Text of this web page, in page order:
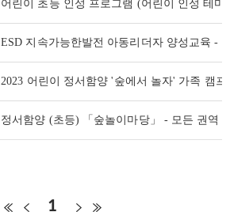
어린이 초등 인성 프로그램 (어린이 인성 테
ESD 지속가능한발전 아동리더자 양성교육 -
2023 어린이 정서함양 '숲에서 놀자' 가족 캠
정서함양 (초등) 「숲놀이마당」 - 모든 권역
1